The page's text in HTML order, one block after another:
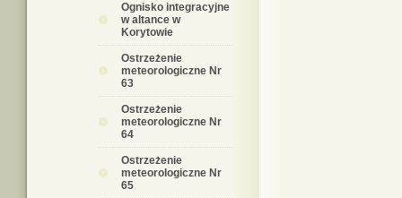
Ognisko integracyjne
w altance w
Korytowie
Ostrzeżenie
meteorologiczne Nr
63
Ostrzeżenie
meteorologiczne Nr
64
Ostrzeżenie
meteorologiczne Nr
65